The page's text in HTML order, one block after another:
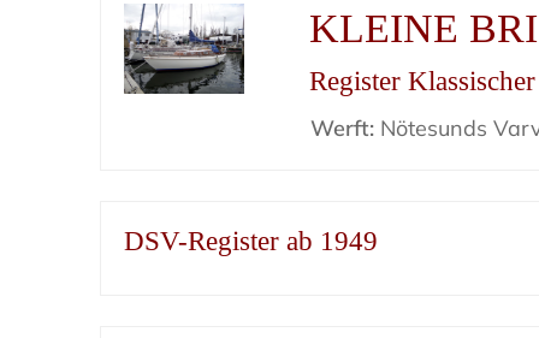
KLEINE
Register
Werft: Nötesunds
DSV-Register ab 1949